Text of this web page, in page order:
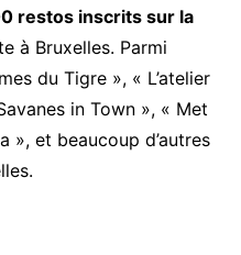
restos inscrits sur la
à Bruxelles. Parmi
du Tigre », « L’atelier
in Town », « Met
», et beaucoup d’autres